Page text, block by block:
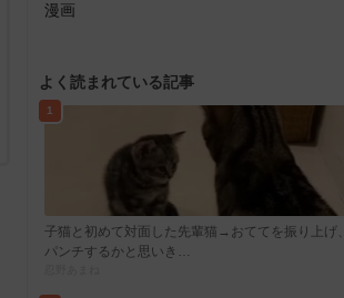
漫画
よく読まれている記事
1
子猫と初めて対面した先輩猫→おててを振り上げ、
パンチするかと思いき…